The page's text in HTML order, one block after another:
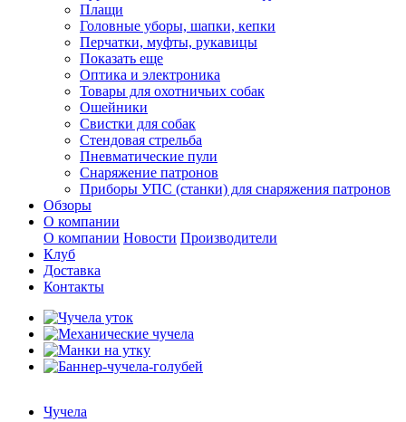
Плащи
Головные уборы, шапки, кепки
Перчатки, муфты, рукавицы
Показать еще
Оптика и электроника
Товары для охотничьих собак
Ошейники
Свистки для собак
Стендовая стрельба
Пневматические пули
Снаряжение патронов
Приборы УПС (станки) для снаряжения патронов
Обзоры
О компании
О компании Новости Производители
Клуб
Доставка
Контакты
Чучела